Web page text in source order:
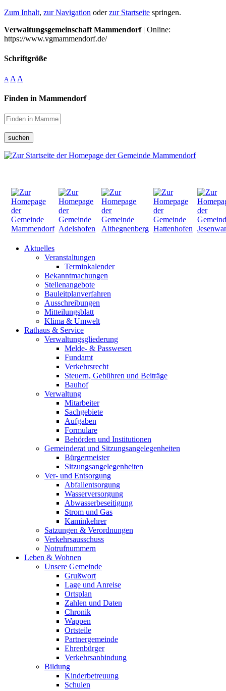
Zum Inhalt, zur Navigation oderzur Startseite springen.
Verwaltungsgemeinschaft Mammendorf| Online:
https://www.vgmammendorf.de/
Schriftgröße
A A A
Finden in Mammendorf
suchen
Aktuelles
Veranstaltungen
Terminkalender
Bekanntmachungen
Stellenangebote
Bauleitplanverfahren
Ausschreibungen
Mitteilungsblatt
Klima & Umwelt
Rathaus & Service
Verwaltungsgliederung
Melde- & Passwesen
Fundamt
Verkehrsrecht
Steuern, Gebühren und Beiträge
Bauhof
Verwaltung
Mitarbeiter
Sachgebiete
Aufgaben
Formulare
Behörden und Institutionen
Gemeinderat und Sitzungsangelegenheiten
Bürgermeister
Sitzungsangelegenheiten
Ver- und Entsorgung
Abfallentsorgung
Wasserversorgung
Abwasserbeseitigung
Strom und Gas
Kaminkehrer
Satzungen & Verordnungen
Verkehrsausschuss
Notrufnummern
Leben & Wohnen
Unsere Gemeinde
Grußwort
Lage und Anreise
Ortsplan
Zahlen und Daten
Chronik
Wappen
Ortsteile
Partnergemeinde
Ehrenbürger
Verkehrsanbindung
Bildung
Kinderbetreuung
Schulen